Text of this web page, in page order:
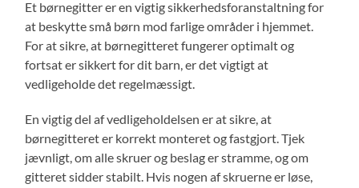
Et børnegitter er en vigtig sikkerhedsforanstaltning for
at beskytte små børn mod farlige områder i hjemmet.
For at sikre, at børnegitteret fungerer optimalt og
fortsat er sikkert for dit barn, er det vigtigt at
vedligeholde det regelmæssigt.
En vigtig del af vedligeholdelsen er at sikre, at
børnegitteret er korrekt monteret og fastgjort. Tjek
jævnligt, om alle skruer og beslag er stramme, og om
gitteret sidder stabilt. Hvis nogen af ​​skruerne er løse,